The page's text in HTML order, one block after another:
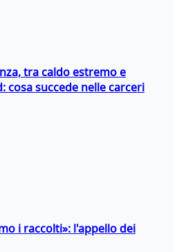
tra caldo estremo e
succede nelle carceri
i raccolti»: l'appello dei